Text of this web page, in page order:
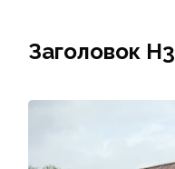
Заголовок Н3